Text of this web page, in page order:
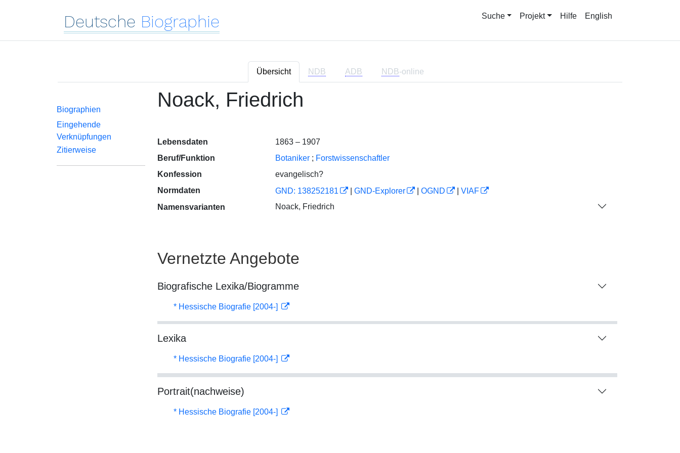
Deutsche Biographie Suche Projekt Hilfe English
Übersicht NDB ADB NDB-online
Biographien
Eingehende
Verknüpfungen
Zitierweise
Noack, Friedrich
Lebensdaten
1863 – 1907
Beruf/Funktion
Botaniker ; Forstwissenschaftler
Konfession
evangelisch?
Normdaten
GND: 138252181 GND-Explorer OGND
VIAF
Namensvarianten
Noack, Friedrich
Vernetzte Angebote
Biografische Lexika/Biogramme
* Hessische Biografie [2004-]
Lexika
* Hessische Biografie [2004-]
Portrait(nachweise)
* Hessische Biografie [2004-]